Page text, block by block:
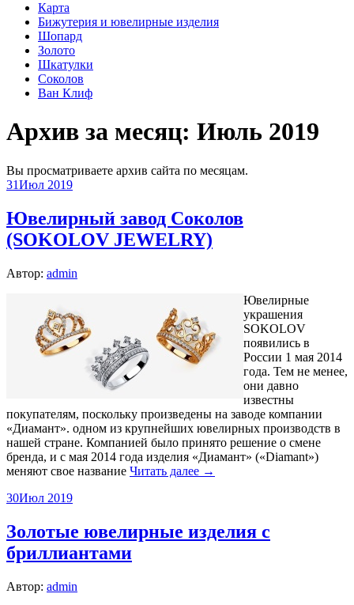
Карта
Бижутерия и ювелирные изделия
Шопард
Золото
Шкатулки
Соколов
Ван Клиф
Архив за месяц: Июль 2019
Вы просматриваете архив сайта по месяцам.
31Июл 2019
Ювелирный завод Соколов
(SOKOLOV JEWELRY)
Автор: admin
Ювелирные
украшения
SOKOLOV
появились в
России 1 мая 2014
года. Тем не менее,
они давно
известны
покупателям, поскольку произведены на заводе компании
«Диамант». одном из крупнейших ювелирных производств в
нашей стране. Компанией было принято решение о смене
бренда, и с мая 2014 года изделия «Диамант» («Diamant»)
меняют свое название Читать далее →
30Июл 2019
Золотые ювелирные изделия с
бриллиантами
Автор: admin